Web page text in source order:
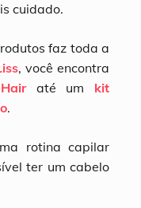
cuidado.
faz toda a
, você encontra
até um kit
.
rotina capilar
ter um cabelo